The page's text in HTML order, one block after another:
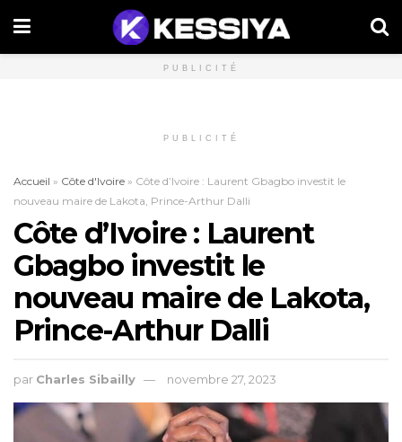
PUBLICITÉ
PUBLICITÉ
Accueil » Côte d'Ivoire » Côte d’Ivoire : Laurent Gbagbo investit le
nouveau maire de Lakota, Prince-Arthur Dalli
Côte d’Ivoire : Laurent
Gbagbo investit le
nouveau maire de Lakota,
Prince-Arthur Dalli
par Charles Sibailly novembre 27, 2023